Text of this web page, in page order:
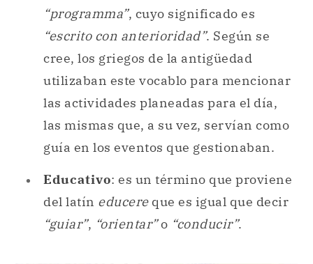
“programma”, cuyo significado es
“escrito con anterioridad”. Según se
cree, los griegos de la antigüedad
utilizaban este vocablo para mencionar
las actividades planeadas para el día,
las mismas que, a su vez, servían como
guía en los eventos que gestionaban.
Educativo: es un término que proviene
del latín educereque es igual que decir
“guiar”, “orientar”o “conducir”.